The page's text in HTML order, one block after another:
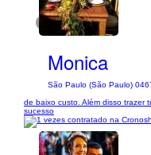
1/14
Monica
São Paulo (São Paulo)
de baixo custo. Além disso trazer
sucesso